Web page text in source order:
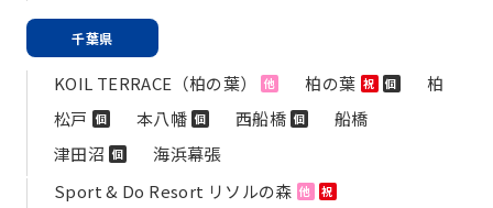
千葉県
KOIL TERRACE（柏の葉） 他 柏の葉 祝 個
柏
松戸 個 本八幡 個 西船橋 個
船橋
津田沼 個
海浜幕張
Sport & Do Resort リソルの森 他 祝